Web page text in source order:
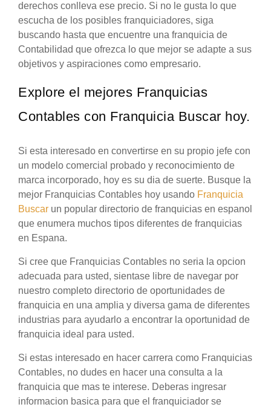
derechos conlleva ese precio. Si no le gusta lo que
escucha de los posibles franquiciadores, siga
buscando hasta que encuentre una franquicia de
Contabilidad que ofrezca lo que mejor se adapte a sus
objetivos y aspiraciones como empresario.
Explore el mejores Franquicias
Contables con Franquicia Buscar hoy.
Si esta interesado en convertirse en su propio jefe con
un modelo comercial probado y reconocimiento de
marca incorporado, hoy es su dia de suerte. Busque la
mejor Franquicias Contables hoy usando Franquicia
Buscar un popular directorio de franquicias en espanol
que enumera muchos tipos diferentes de franquicias
en Espana.
Si cree que Franquicias Contables no seria la opcion
adecuada para usted, sientase libre de navegar por
nuestro completo directorio de oportunidades de
franquicia en una amplia y diversa gama de diferentes
industrias para ayudarlo a encontrar la oportunidad de
franquicia ideal para usted.
Si estas interesado en hacer carrera como Franquicias
Contables, no dudes en hacer una consulta a la
franquicia que mas te interese. Deberas ingresar
informacion basica para que el franquiciador se